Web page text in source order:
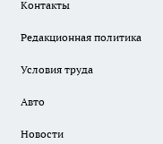
Контакты
Редакционная политика
Условия труда
Авто
Новости